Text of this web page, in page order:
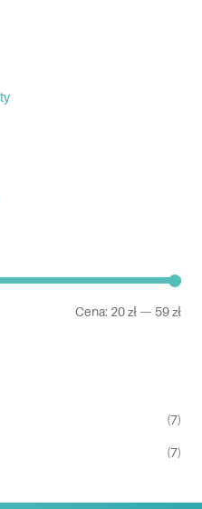
Cena: 20 zł — 59 zł
(7)
(7)